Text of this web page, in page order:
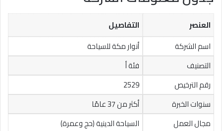
العنصر
التفاصيل
اسم الشركة
أنوار مكة للسياحة
التصنيف
فئة أ
رقم الترخيص
2529
سنوات الخبرة
أكثر من 37 عامًا
مجال العمل
السياحة الدينية (حج وعمرة)